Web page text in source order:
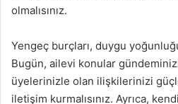
olmalısınız.
Yengeç burçları, duygu
Bugün, ailevi konular
üyelerinizle olan ilişkilerinizi
iletişim kurmalısınız. Ayrıca,